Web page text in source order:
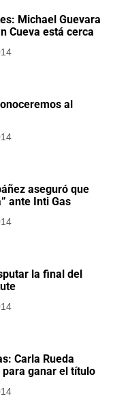
Michael Guevara
Cueva está cerca
al
aseguró que
ante Inti Gas
la final del
Carla Rueda
ganar el título